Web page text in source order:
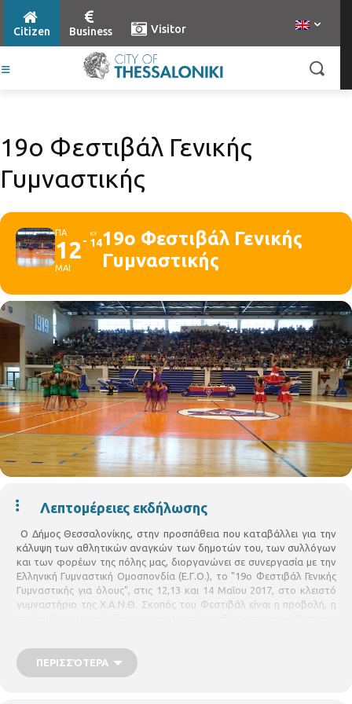
Citizen Business Visitor
19ο Φεστιβάλ Γενικής
Γυμναστικής
ΠΑ
12
ΜΑΙ
ΚΥ
1419ο Φεστιβάλ Γενικής
Γυμναστικής
Λεπτομέρειες εκδήλωσης
O Δήμος Θεσσαλονίκης, στην προσπάθεια που καταβάλλει για την
κάλυψη των αθλητικών αναγκών των δημοτών του, των συλλόγων
και των φορέων της πόλης μας, διοργανώνει σε συνεργασία με την
Ελληνική Γυμναστική Ομοσπονδία (Ε.Γ.Ο.), το "19ο Φεστιβάλ Γενικής
Γυμναστικής για όλους", στις 12,13 και 14 Μαΐου 2017, στο κλειστό
γυμναστήριο της Χ.Α.Ν.Θ. Σκοπός του Φεστιβάλ είναι η προβολή, η
που απευθύνεται σε όλους και αποσκοπεί στη συγκέντρωση
αθλουμένων απ’ όλα τα μέρη της Ελλάδας. Επίσης, η ενίσχυση της
χαράς της συμμετοχής, της ομαδικής εμπειρίας καθώς και η ανάδειξη
ΠΕΡΙΣΣΌΤΕΡΑ